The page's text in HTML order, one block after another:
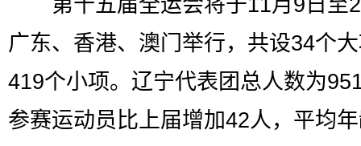
第十五届全运会将于11月9日至
广东、香港、澳门举行，共设34个
419个小项。辽宁代表团总人数为
参赛运动员比上届增加42人，平均